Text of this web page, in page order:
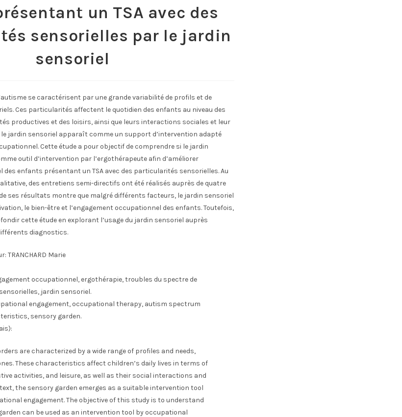
un TSA avec des
sensorielles par le jardin
sensoriel
se caractérisent par une grande variabilité de profils et de
Ces particularités affectent le quotidien des enfants au niveau des
productives et des loisirs, ainsi que leurs interactions sociales et leur
le jardin sensoriel apparaît comme un support d’intervention adapté
Cette étude a pour objectif de comprendre si le jardin
outil d’intervention par l’ergothérapeute afin d’améliorer
des enfants présentant un TSA avec des particularités sensorielles. Au
des entretiens semi-directifs ont été réalisés auprès de quatre
ses résultats montre que malgré différents facteurs, le jardin sensoriel
le bien-être et l’engagement occupationnel des enfants. Toutefois,
cette étude en explorant l’usage du jardin sensoriel auprès
diagnostics.
TRANCHARD Marie
occupationnel, ergothérapie, troubles du spectre de
jardin sensoriel.
engagement, occupational therapy, autism spectrum
sensory garden.
are characterized by a wide range of profiles and needs,
These characteristics affect children’s daily lives in terms of
activities, and leisure, as well as their social interactions and
the sensory garden emerges as a suitable intervention tool
engagement. The objective of this study is to understand
can be used as an intervention tool by occupational